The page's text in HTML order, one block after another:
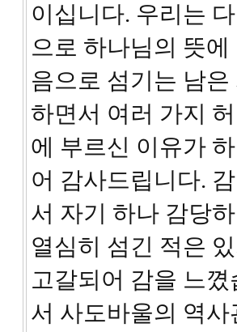
이십니다. 우리는
으로 하나님의 뜻
음으로 섬기는 남
하면서 여러 가지
에 부르신 이유가
어 감사드립니다.
서 자기 하나 감당
열심히 섬긴 적은
고갈되어 감을 느
서 사도바울의 역